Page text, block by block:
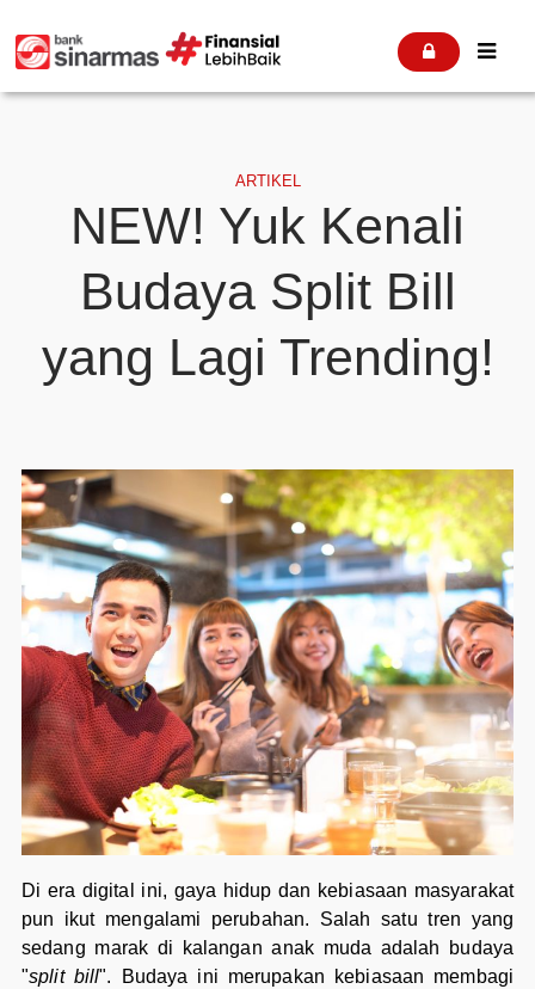
 
ARTIKEL
NEW! Yuk Kenali
Budaya Split Bill
yang Lagi Trending!
Di era digital ini, gaya hidup dan kebiasaan masyarakat
pun ikut mengalami perubahan. Salah satu tren yang
sedang marak di kalangan anak muda adalah budaya
"split bill". Budaya ini merupakan kebiasaan membagi